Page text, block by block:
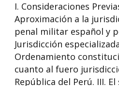
I. Consideraciones
Aproximación a la
penal militar español y
Jurisdicción
Ordenamiento
cuanto al fuero
República del Perú. III.